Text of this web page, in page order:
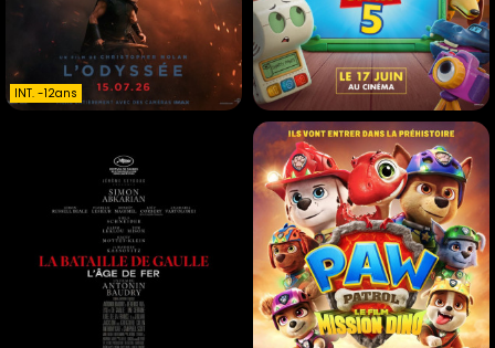
INT. -12ans
INT. -12ans
TOY STORY 5
Animation |
01h42